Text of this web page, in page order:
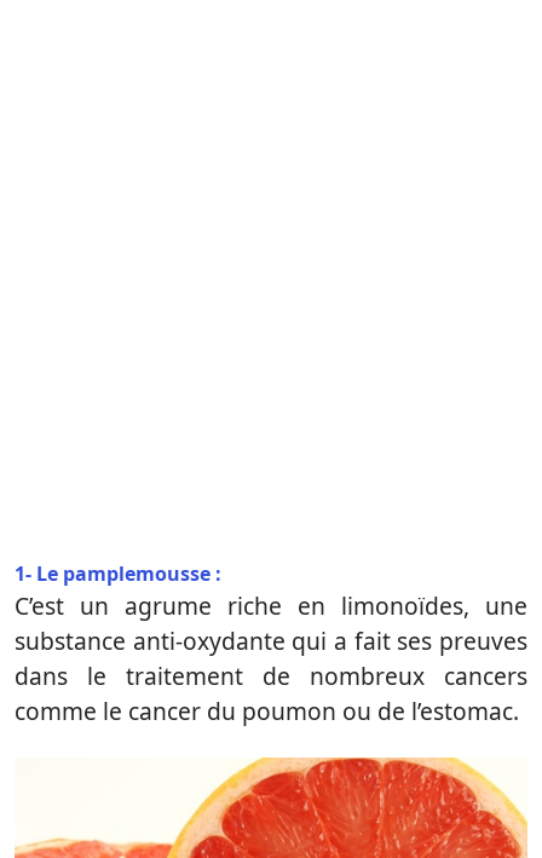
1- Le pamplemousse :
C’est un agrume riche en limonoïdes, une
substance anti-oxydante qui a fait ses preuves
dans le traitement de nombreux cancers
comme le cancer du poumon ou de l’estomac.